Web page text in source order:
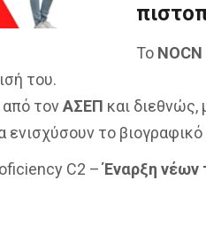
Το NOCN
του.
τονΑΣΕΠ και διεθνώς,
ενισχύσουν το
C2 –Έναρξη νέων